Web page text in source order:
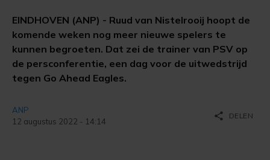
EINDHOVEN (ANP) - Ruud van Nistelrooij hoopt de
komende weken nog meer nieuwe spelers te
kunnen begroeten. Dat zei de trainer van PSV op
de persconferentie, een dag voor de uitwedstrijd
tegen Go Ahead Eagles.
ANP
12 augustus 2022 - 14:14
share DELEN